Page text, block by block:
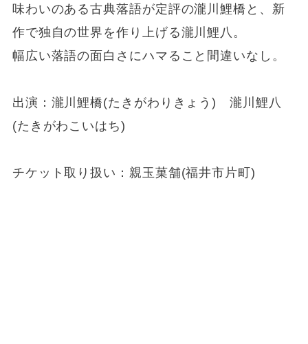
味わいのある古典落語が定評の瀧川鯉橋と、新
作で独自の世界を作り上げる瀧川鯉八。
幅広い落語の面白さにハマること間違いなし。
出演：瀧川鯉橋(たきがわりきょう) 瀧川鯉八
(たきがわこいはち)
チケット取り扱い：親玉菓舗(福井市片町)